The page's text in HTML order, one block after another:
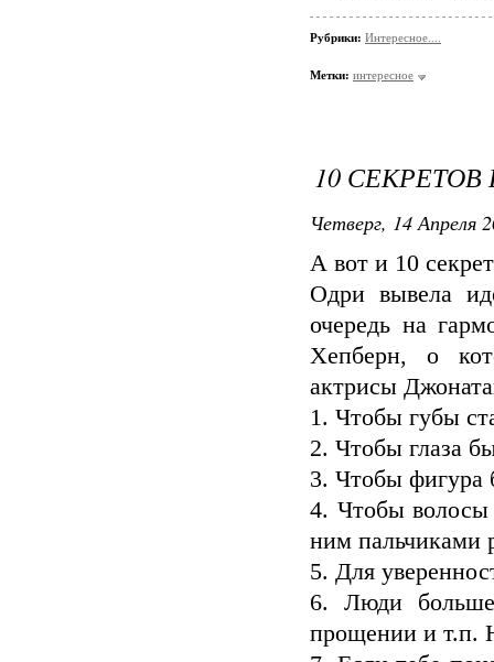
Рубрики: Интересное....
Метки: интересное
10
Четверг, 14 Апреля
А вот и 10
Одри вывела
очередь на
Хепберн, о
актрисы
1. Чтобы губы
2. Чтобы глаза
3. Чтобы фигура
4. Чтобы волосы
ним пальчиками
5. Для
6. Люди
прощении и т.п.